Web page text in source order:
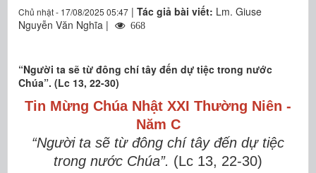
Chủ nhật - 17/08/2025 05:47 | Tác giả bài viết: Lm. Giuse
Nguyễn Văn Nghĩa |
668
“Người ta sẽ từ đông chí tây đến dự tiệc trong nước
Chúa”. (Lc 13, 22-30)
Tin Mừng ChúaNhật XXI Thường Niên -
Năm C
“Người ta sẽ từ đông chí tây đến dự tiệc
trong nước Chúa”. (Lc 13, 22-30)